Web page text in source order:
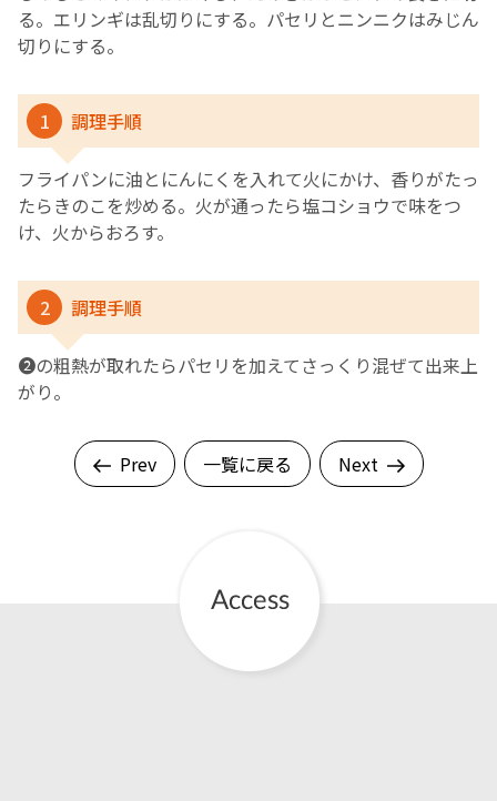
る。エリンギは乱切りにする。パセリとニンニクはみじん
切りにする。
1 調理手順
フライパンに油とにんにくを入れて火にかけ、香りがたっ
たらきのこを炒める。火が通ったら塩コショウで味をつ
け、火からおろす。
2 調理手順
❷の粗熱が取れたらパセリを加えてさっくり混ぜて出来上
がり。
Prev 一覧に戻る Next